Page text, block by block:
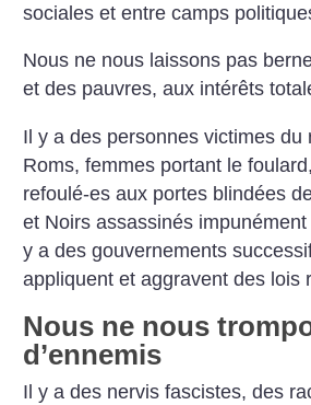
sociales et entre camps
Nous ne nous laissons pas
et des pauvres, aux intérêts
Il y a des personnes victimes du
Roms, femmes portant le
refoulé-es aux portes blindées
et Noirs assassinés
y a des gouvernements
appliquent et aggravent des lois
Nous ne nous
d’ennemis
Il y a des nervis fascistes, des